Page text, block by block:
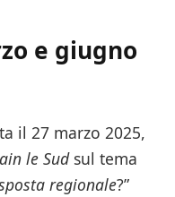
e giugno
il 27 marzo 2025,
le Sudsul tema
regionale?”